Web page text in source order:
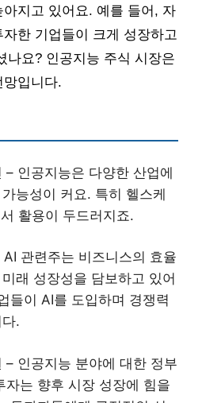
지고 있어요. 예를 들어, 자
한 기업들이 크게 성장하고
나요? 인공지능 주식 시장은
입니다.
– 인공지능은 다양한 산업에
능성이 커요. 특히 헬스케
활용이 두드러지죠.
관련주는 비즈니스의 효율
래 성장성을 담보하고 있어
들이 AI를 도입하며 경쟁력
.
– 인공지능 분야에 대한 정부
자는 향후 시장 성장에 힘을